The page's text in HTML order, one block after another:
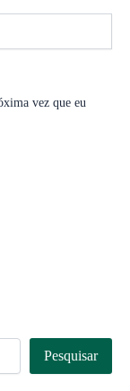
vez que eu
Pesquisar